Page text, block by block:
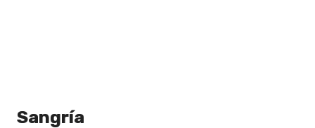
Sangría